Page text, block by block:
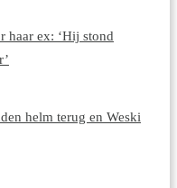
haar ex: ‘Hij stond
helm terug en Weski